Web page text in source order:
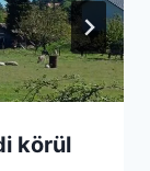
körül